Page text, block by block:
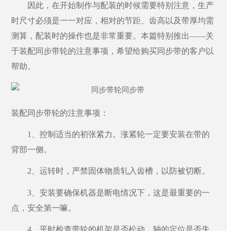
因此，在开始制作与配装的时候需要特别注意，生产
时尺寸必须是一一对应，相对的节距、齿高以及带厚均需
测算，配装时的操作也是非常重要。本篇特别推出——关
于装配同步带轮的注意事项，希望给购买同步带的客户以
帮助。
装配同步带轮的注意事项：
1、控制适当的初张紧力。涨紧轮一定要安装在带的
背部一侧。
2、运转时，严禁固体物质轧入齿槽，以防被切断。
3、安装要确保机器是断电情况下，这是最重要的一
点，安全第一嘛。
4、平时检查带轮的机架是否松动，轴的定位是否失